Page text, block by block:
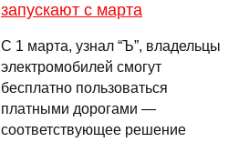
запускают с марта
С 1 марта, узнал “Ъ”, владельцы
электромобилей смогут
бесплатно пользоваться
платными дорогами —
соответствующее решение